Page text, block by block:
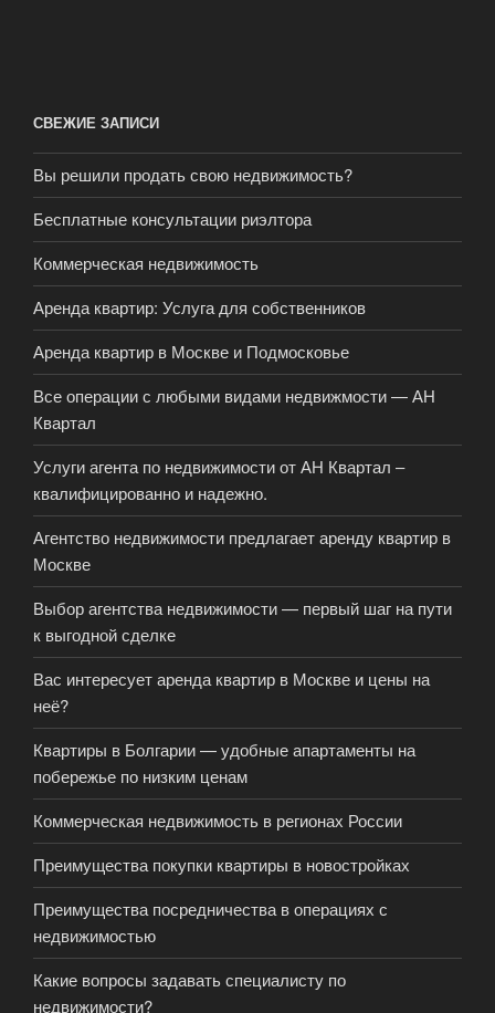
СВЕЖИЕ ЗАПИСИ
Вы решили продать свою недвижимость?
Бесплатные консультации риэлтора
Коммерческая недвижимость
Аренда квартир: Услуга для собственников
Аренда квартир в Москве и Подмосковье
Все операции с любыми видами недвижмости — АН
Квартал
Услуги агента по недвижимости от АН Квартал –
квалифицированно и надежно.
Агентство недвижимости предлагает аренду квартир в
Москве
Выбор агентства недвижимости — первый шаг на пути
к выгодной сделке
Вас интересует аренда квартир в Москве и цены на
неё?
Квартиры в Болгарии — удобные апартаменты на
побережье по низким ценам
Коммерческая недвижимость в регионах России
Преимущества покупки квартиры в новостройках
Преимущества посредничества в операциях с
недвижимостью
Какие вопросы задавать специалисту по
недвижимости?